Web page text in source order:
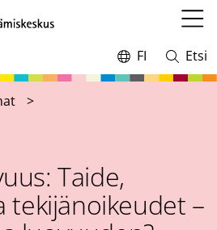
valikko
Vaihda
kieltä,
FI
Avaa
ja
Etsi
Taide,
tekijänoikeudet –